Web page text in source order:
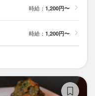
時給： 1,200円〜
時給： 1,200円〜